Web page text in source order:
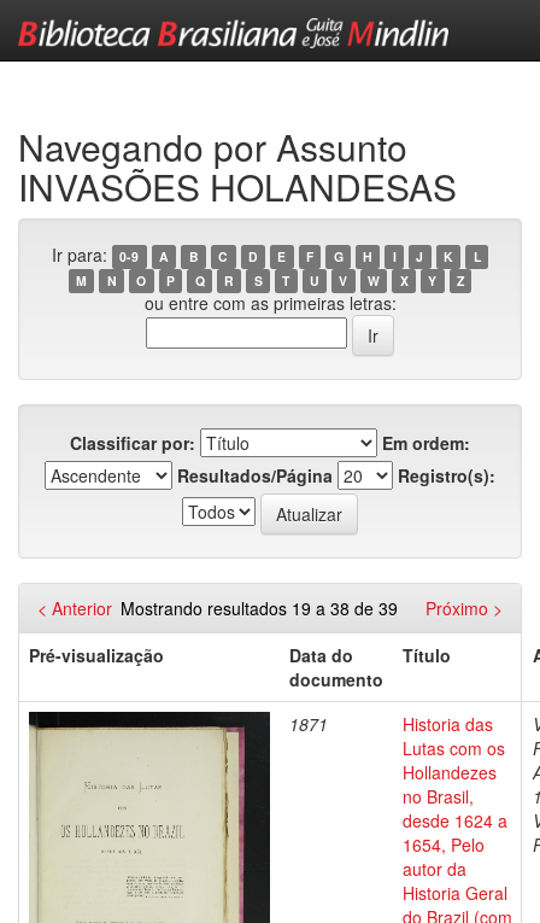
Navegando por Assunto
INVASÕES HOLANDESAS
Ir para: 0-9 A B C D E F G H I J K
L
M
N O P Q R S T U V W X Y Z
ou entre com as primeiras letras:
Classificar por:
Em ordem:
Resultados/Página
Registro(s):
Mostrando resultados 19 a 38 de 39
< Anterior
Próximo >
Pré-visualização
Data do
documento
Título
1871
Historia das
Lutas com os
Hollandezes
no Brasil,
desde 1624 a
1654, Pelo
autor da
Historia Geral
do Brazil (com